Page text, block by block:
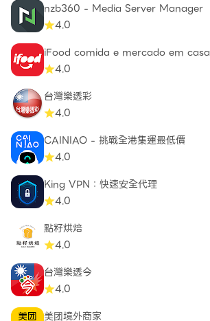
nzb360 - Media Server Manager
4.0
iFood comida e mercado em casa
4.0
台灣樂透彩
4.0
CAINIAO - 挑戰全港集運最低價
4.0
King VPN：快速安全代理
4.0
點籽烘焙
4.0
台灣樂透今
4.0
美团境外商家